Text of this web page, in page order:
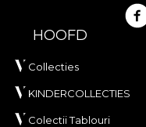
HOOFD
Collecties
KINDERCOLLECTIES
Colectii Tablouri